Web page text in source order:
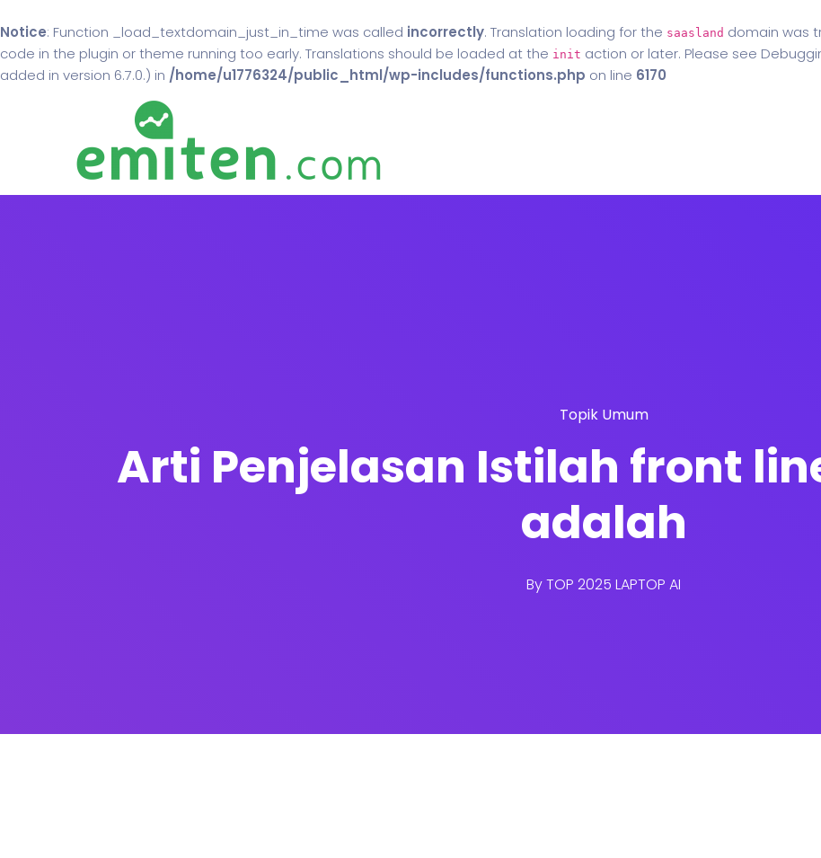
Notice: Function _load_textdomain_just_in_time was called incorrectly. Translation loading for the saasland domain was
code in the plugin or theme running too early. Translations should be loaded at the init action or later. Please see
added in version 6.7.0.) in /home/u1776324/public_html/wp-includes/functions.php on line 6170
Topik Umum
Arti Penjelasan Istilah front
adalah
ByTOP 2025 LAPTOP AI